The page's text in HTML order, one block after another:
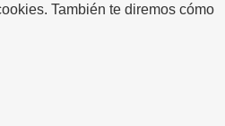
También te diremos cómo